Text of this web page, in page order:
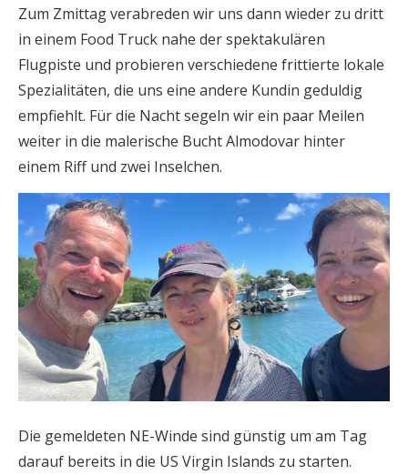
Zum Zmittag verabreden wir uns dann wieder zu dritt
in einem Food Truck nahe der spektakulären
Flugpiste und probieren verschiedene frittierte lokale
Spezialitäten, die uns eine andere Kundin geduldig
empfiehlt. Für die Nacht segeln wir ein paar Meilen
weiter in die malerische Bucht Almodovar hinter
einem Riff und zwei Inselchen.
Die gemeldeten NE-Winde sind günstig um am Tag
darauf bereits in die US Virgin Islands zu starten.